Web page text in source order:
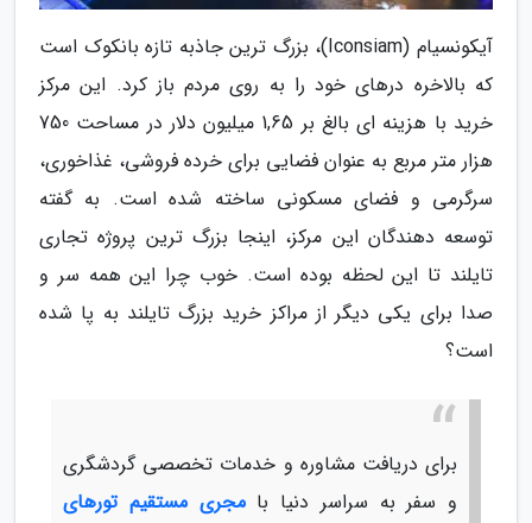
آیکونسیام (Iconsiam)، بزرگ ترین جاذبه تازه بانکوک است
که بالاخره درهای خود را به روی مردم باز کرد. این مرکز
خرید با هزینه ای بالغ بر 1,65 میلیون دلار در مساحت 750
هزار متر مربع به عنوان فضایی برای خرده فروشی، غذاخوری،
سرگرمی و فضای مسکونی ساخته شده است. به گفته
توسعه دهندگان این مرکز، اینجا بزرگ ترین پروژه تجاری
تایلند تا این لحظه بوده است. خوب چرا این همه سر و
صدا برای یکی دیگر از مراکز خرید بزرگ تایلند به پا شده
است؟
برای دریافت مشاوره و خدمات تخصصی گردشگری
و سفر به سراسر دنیا بامجری مستقیم تورهای